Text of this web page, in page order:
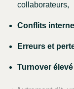
collaborateurs,
Conflits
Erreurs et
Turnover élevé